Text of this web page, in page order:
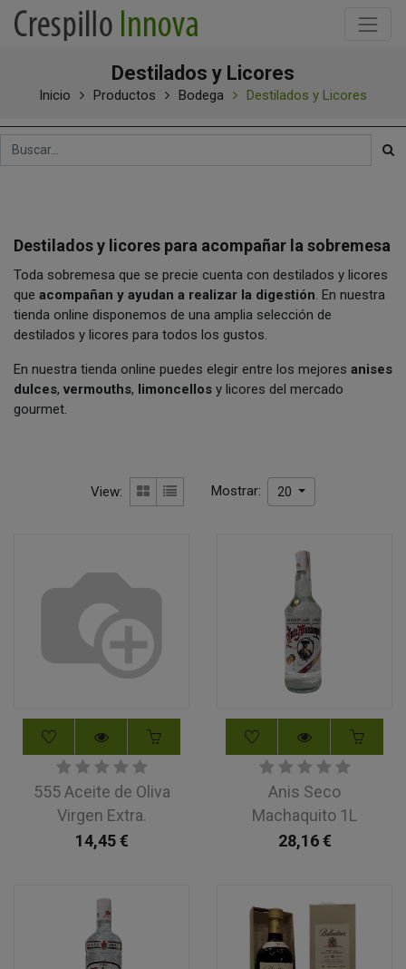
Destilados y Licores
Inicio Productos Bodega Destilados y Licores
Destilados y licores para acompañar la sobremesa
Toda sobremesa que se precie cuenta con destilados y licores
que acompañan y ayudan a realizar la digestión. En nuestra
tienda online disponemos de una amplia selección de
destilados y licores para todos los gustos.
En nuestra tienda online puedes elegir entre los mejores anises
dulces, vermouths, limoncellos y licores del mercado
gourmet.
View: Mostrar: 20
555 Aceite de Oliva
Virgen Extra.
14,45€
Anis Seco
Machaquito 1L
28,16€